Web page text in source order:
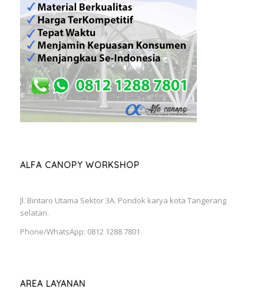
ALFA CANOPY WORKSHOP
Jl. Bintaro Utama Sektor 3A. Pondok karya kota Tangerang
selatan.
Phone/WhatsApp: 0812 1288 7801
AREA LAYANAN